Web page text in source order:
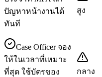
ปัญหาหน้างานได้
ทันที
สูง
Case Officer จอง
ให้ในเวลาที่เหมาะ
ที่สุด ใช้บัตรของ
กลาง